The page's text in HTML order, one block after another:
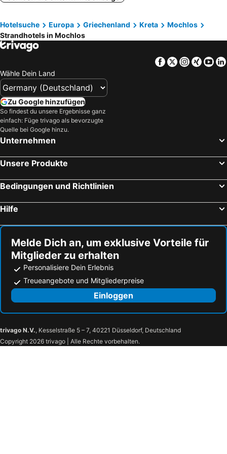
Nora Hotel
Angelos Hotel
Creta Sun Apartments
Mohlos Villas
Hotel Almiros Beach
Ferma Solaris Apartments
Melas Apartments
Ville Du Soleil
Koutsounari - Agios Ioannis, Strand
Hotelsuche Europa Griechenland Kreta
Mochlos
Strandhotels in Mochlos
Facebook
TwitterXing
Wähle Dein Land
Zu Google hinzufügen
So findest du unsere Ergebnisse ganz
einfach: Füge trivago als bevorzugte
Quelle bei Google hinzu.
Unternehmen
Unsere Produkte
Bedingungen und Richtlinien
Hilfe
Melde Dich an, um exklusive Vorteile für
Mitglieder zu erhalten
Personalisiere Dein Erlebnis
Treueangebote und Mitgliederpreise
Einloggen
trivago N.V., Kesselstraße 5 – 7, 40221 Düsseldorf, Deutschland
Copyright 2026 trivago | Alle Rechte vorbehalten.